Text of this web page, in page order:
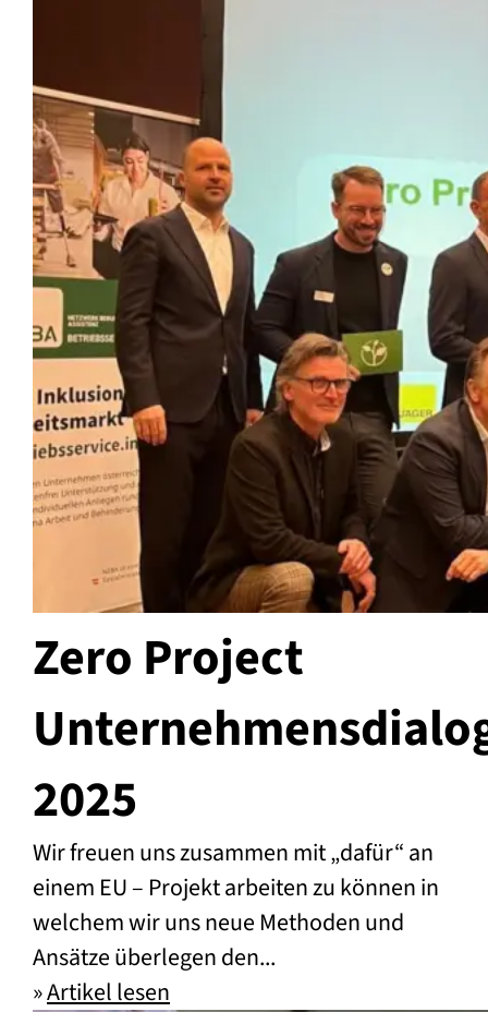
Zero Project
2025
Wir freuen uns zusammen mit „dafür“ an
einem EU – Projekt arbeiten zu können in
welchem wir uns neue Methoden und
Ansätze überlegen den...
»Artikel lesen